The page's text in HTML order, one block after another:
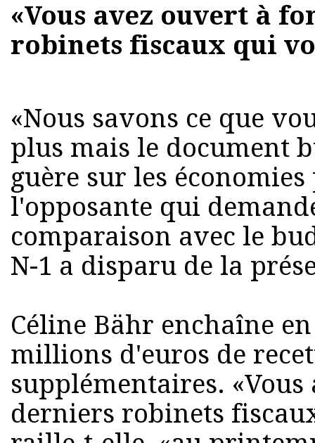
«Vous avez ouvert à
robinets fiscaux qui
«Nous savons ce que
plus mais le document
guère sur les
l'opposante qui
comparaison avec le
N-1 a disparu de la
Céline Bähr enchaîne
millions d'euros de
supplémentaires.
derniers robinets